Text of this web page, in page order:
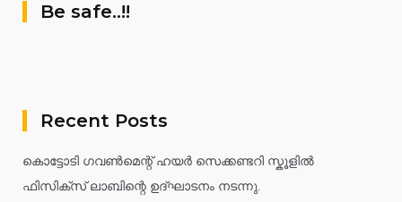
Be safe..!!
Recent Posts
കൊട്ടോടി ഗവൺമെന്റ് ഹയർ സെക്കണ്ടറി സ്കൂളിൽ
ഫിസിക്സ് ലാബിന്റെ ഉദ്ഘാടനം നടന്നു.